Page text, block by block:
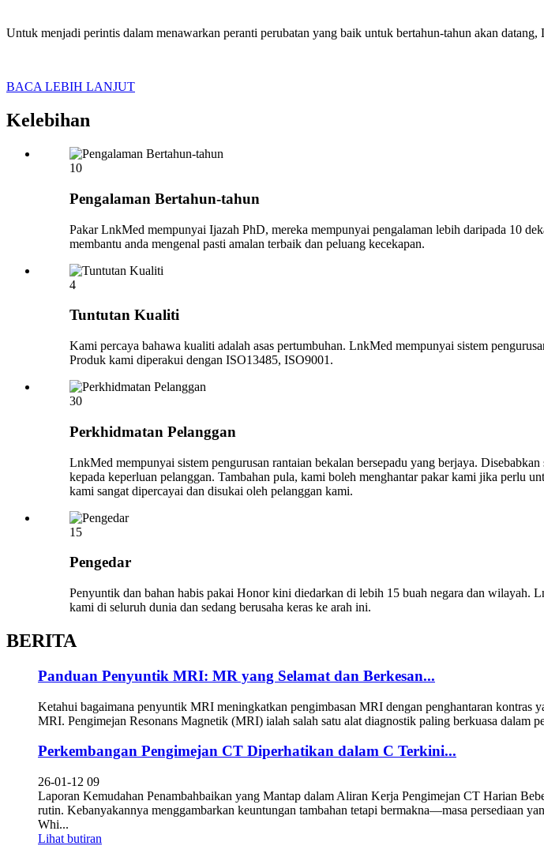
Untuk menjadi perintis dalam menawarkan peranti perubatan yang baik untuk bertahun-tahun akan
BACA LEBIH LANJUT
Kelebihan
10
Pengalaman Bertahun-tahun
Pakar LnkMed mempunyai Ijazah PhD, mereka mempunyai pengalaman lebih daripada 10
membantu anda mengenal pasti amalan terbaik dan peluang kecekapan.
4
Tuntutan Kualiti
Kami percaya bahawa kualiti adalah asas pertumbuhan. LnkMed mempunyai sistem
Produk kami diperakui dengan ISO13485, ISO9001.
30
Perkhidmatan Pelanggan
LnkMed mempunyai sistem pengurusan rantaian bekalan bersepadu yang berjaya.
kepada keperluan pelanggan. Tambahan pula, kami boleh menghantar pakar kami jika perlu
kami sangat dipercayai dan disukai oleh pelanggan kami.
15
Pengedar
Penyuntik dan bahan habis pakai Honor kini diedarkan di lebih 15 buah negara dan wilayah.
kami di seluruh dunia dan sedang berusaha keras ke arah ini.
BERITA
Panduan Penyuntik MRI: MR yang Selamat dan Berkesan...
Ketahui bagaimana penyuntik MRI meningkatkan pengimbasan MRI dengan penghantaran kontras
MRI. Pengimejan Resonans Magnetik (MRI) ialah salah satu alat diagnostik paling berkuasa dalam
Perkembangan Pengimejan CT Diperhatikan dalam C Terkini...
26-01-12 09
Laporan Kemudahan Penambahbaikan yang Mantap dalam Aliran Kerja Pengimejan CT Harian
rutin. Kebanyakannya menggambarkan keuntungan tambahan tetapi bermakna—masa persediaan
Whi...
Lihat butiran